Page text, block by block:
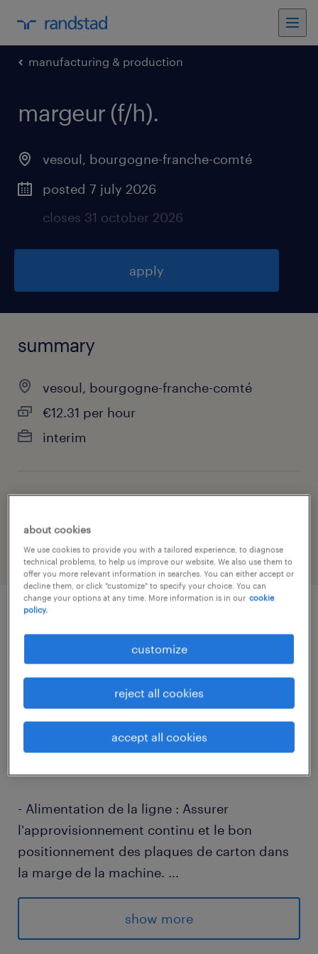
manufacturing & production
margeur (f/h).
vesoul, bourgogne-franche-comté
posted 7 july 2026
closes 31 october 2026
apply
summary
vesoul, bourgogne-franche-comté
€12.31 per hour
interim
manufacturing & production
job details
descriptif du poste
Rattaché(e) au service Production sur notre
site de Noidans-lès-Vesoul (70000), vos
- Alimentation de la ligne : Assurer
l'approvisionnement continu et le bon
positionnement des plaques de carton dans
la marge de la machine. ...
- Réglages et suivi : Ajuster les paramètres de
marge selon les formats de carton et veiller à
la régularité du flux pour éviter tout arrêt de
show more
about cookies
We use cookies to provide you with a tailored experience, to diagnose
technical problems, to help us improve our website. We also use them to
offer you more relevant information in searches. You can either accept or
decline them, or click "customize" to specify your choice. You can
change your options at any time. More information is in our cookie
policy.
customize
reject all cookies
accept all cookies